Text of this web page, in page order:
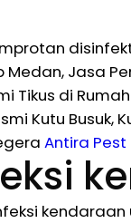
Medan, Jasa
Tikus di
Kutu Busuk,
Antira